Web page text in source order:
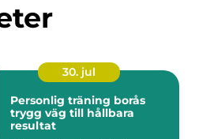
30. jul
Personlig träning borås
trygg väg till hållbara
resultat